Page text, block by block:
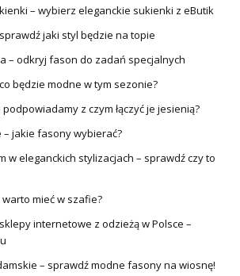
– wybierz eleganckie sukienki z eButik
jaki styl będzie na topie
– odkryj fason do zadań specjalnych
będzie modne w tym sezonie?
z czym łączyć je jesienią?
jakie fasony wybierać?
w eleganckich stylizacjach – sprawdź czy to
mieć w szafie?
internetowe z odzieżą w Polsce –
– sprawdź modne fasony na wiosnę!